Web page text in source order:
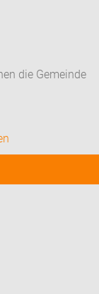
die Gemeinde